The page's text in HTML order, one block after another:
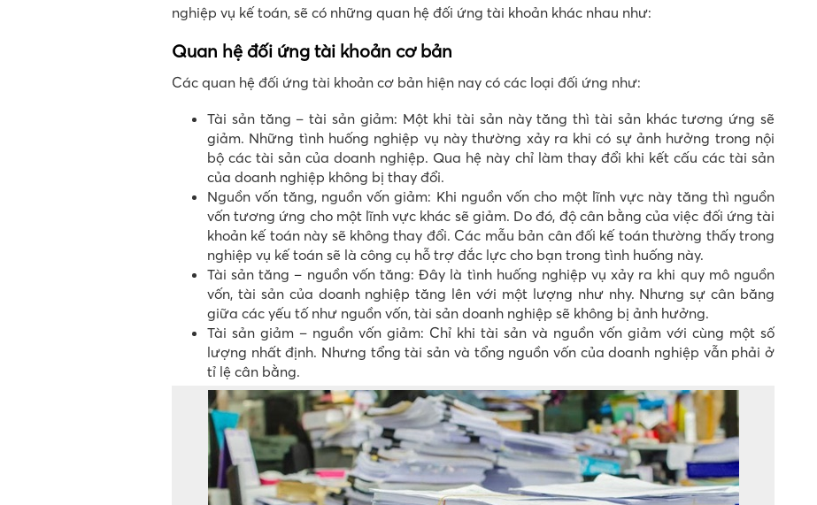
nghiệp vụ kế toán, sẽ có những quan hệ đối ứng tài khoản khác nhau như:
Quan hệ đối ứng tài khoản cơ bản
Các quan hệ đối ứng tài khoản cơ bản hiện nay có các loại đối ứng như:
Tài sản tăng – tài sản giảm: Một khi tài sản này tăng thì tài sản khác tương ứng sẽ
giảm. Những tình huống nghiệp vụ này thường xảy ra khi có sự ảnh hưởng trong nội
bộ các tài sản của doanh nghiệp. Qua hệ này chỉ làm thay đổi khi kết cấu các tài sản
của doanh nghiệp không bị thay đổi.
Nguồn vốn tăng, nguồn vốn giảm: Khi nguồn vốn cho một lĩnh vực này tăng thì nguồn
vốn tương ứng cho một lĩnh vực khác sẽ giảm. Do đó, độ cân bằng của việc đối ứng tài
khoản kế toán này sẽ không thay đổi. Các mẫu bản cân đối kế toán thường thấy trong
nghiệp vụ kế toán sẽ là công cụ hỗ trợ đắc lực cho bạn trong tình huống này.
Tài sản tăng – nguồn vốn tăng: Đây là tình huống nghiệp vụ xảy ra khi quy mô nguồn
vốn, tài sản của doanh nghiệp tăng lên với một lượng như nhy. Nhưng sự cân băng
giữa các yếu tố như nguồn vốn, tài sản doanh nghiệp sẽ không bị ảnh hưởng.
Tài sản giảm – nguồn vốn giảm: Chỉ khi tài sản và nguồn vốn giảm với cùng một số
lượng nhất định. Nhưng tổng tài sản và tổng nguồn vốn của doanh nghiệp vẫn phải ở
tỉ lệ cân bằng.